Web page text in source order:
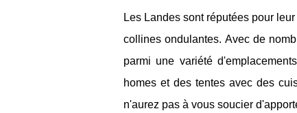
Les Landes sont réputées pour
collines ondulantes. Avec de
parmi une variété
homes et des tentes avec des
n'aurez pas à vous soucier